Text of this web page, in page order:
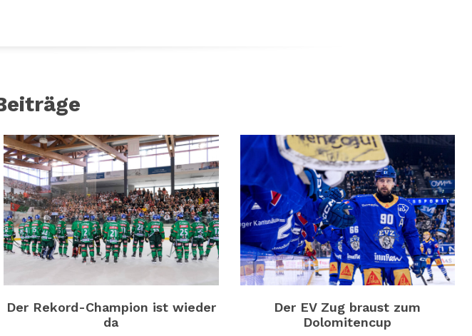
Der Rekord-Champion ist wieder
da
Der EV Zug braust zum
Dolomitencup